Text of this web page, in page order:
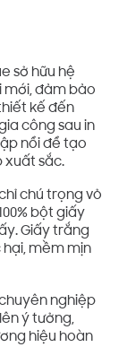
sở hữu hệ
mới, đảm bảo
kế đến
công sau in
nổi để tạo
xuất sắc.
chú trọng vỏ
bột giấy
Giấy trắng
mềm mịn
nghiệp
ý tưởng,
hiệu hoàn